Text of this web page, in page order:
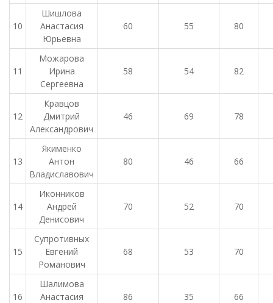
10
Шишлова
Анастасия
Юрьевна
60 55 80
11
Можарова
Ирина
Сергеевна
58 54 82
12
Кравцов
Дмитрий
Александрович
46 69 78
13
Якименко
Антон
Владиславович
80 46 66
14
Иконников
Андрей
Денисович
70 52 70
15
Супротивных
Евгений
Романович
68 53 70
16
Шалимова
Анастасия
86 35 66